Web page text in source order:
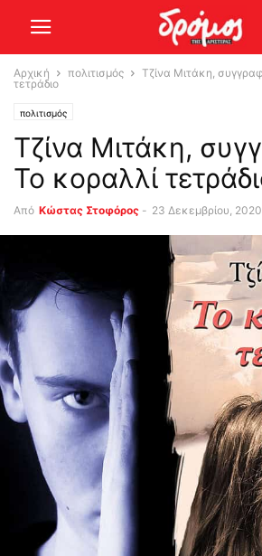
Αρχική πολιτισμός
Τζίνα Μιτάκη,
τετράδιο
πολιτισμός
Τζίνα Μιτάκη,
Το κοραλλί
Από Κώστας Στοφόρος - 23 Δεκεμβρίου, 2020